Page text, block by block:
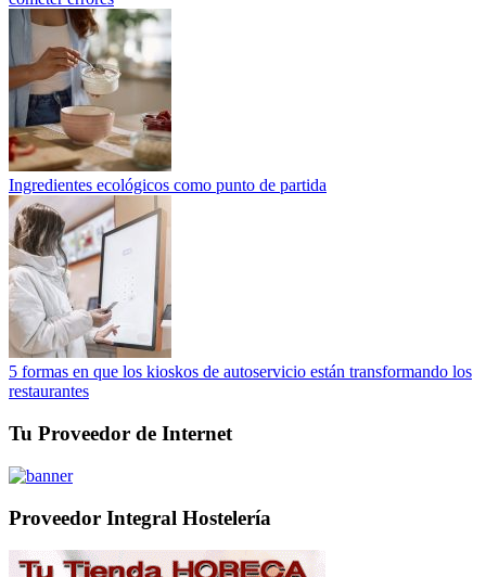
Ingredientes ecológicos como punto de partida
5 formas en que los kioskos de autoservicio están transformando los
restaurantes
Tu Proveedor de Internet
Proveedor Integral Hostelería